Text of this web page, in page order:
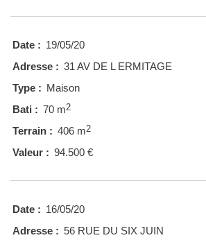
Date : 19/05/20
Adresse : 31 AV DE L ERMITAGE
Type : Maison
Bati : 70 m2
Terrain : 406 m2
Valeur : 94.500 €
Date : 16/05/20
Adresse : 56 RUE DU SIX JUIN